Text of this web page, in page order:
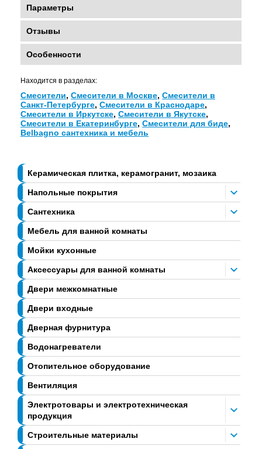
Керамическая плитка, керамогранит, мозаика
Напольные покрытия
Сантехника
Мебель для ванной комнаты
Мойки кухонные
Аксессуары для ванной комнаты
Двери межкомнатные
Двери входные
Дверная фурнитура
Водонагреватели
Отопительное оборудование
Вентиляция
Электротовары и электротехническая
продукция
Строительные материалы
Параметры
Отзывы
Особенности
Находится в разделах:
Смесители, Смесители в Москве, Смесители в
Санкт-Петербурге, Смесители в Краснодаре,
Смесители в Иркутске, Смесители в Якутске,
Смесители в Екатеринбурге, Смесители для биде,
Belbagno сантехника и мебель